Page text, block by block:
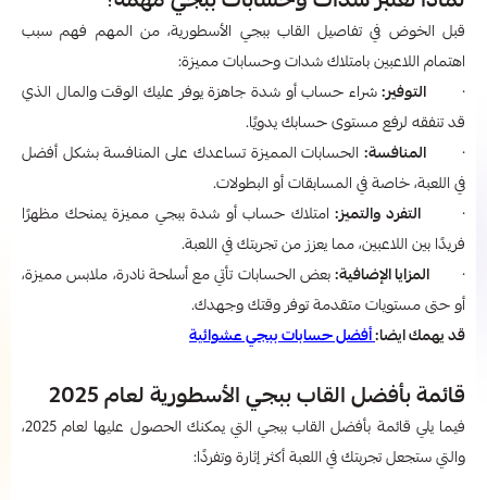
قبل الخوض في تفاصيل القاب ببجي​ الأسطورية، من المهم فهم سبب
اهتمام اللاعبين بامتلاك شدات وحسابات مميزة:
· التوفير:شراء حساب أو شدة جاهزة يوفر عليك الوقت والمال الذي
قد تنفقه لرفع مستوى حسابك يدويًا.
· المنافسة: الحسابات المميزة تساعدك على المنافسة بشكل أفضل
في اللعبة، خاصة في المسابقات أو البطولات.
·التفرد والتميز: امتلاك حساب أو شدة ببجي مميزة يمنحك مظهرًا
فريدًا بين اللاعبين، مما يعزز من تجربتك في اللعبة.
· المزايا الإضافية:بعض الحسابات تأتي مع أسلحة نادرة، ملابس مميزة،
أو حتى مستويات متقدمة توفر وقتك وجهدك.
قد يهمك ايضا:أفضل حسابات ببجي عشوائية
قائمة بأفضل القاب ببجي​ الأسطورية لعام 2025
فيما يلي قائمة بأفضل القاب ببجي​ التي يمكنك الحصول عليها لعام 2025،
والتي ستجعل تجربتك في اللعبة أكثر إثارة وتفردًا: